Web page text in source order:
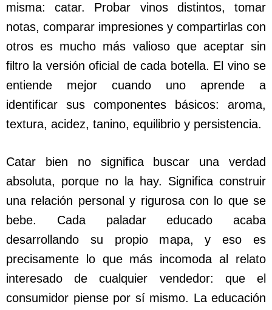
misma: catar. Probar vinos distintos, tomar
notas, comparar impresiones y compartirlas con
otros es mucho más valioso que aceptar sin
filtro la versión oficial de cada botella. El vino se
entiende mejor cuando uno aprende a
identificar sus componentes básicos: aroma,
textura, acidez, tanino, equilibrio y persistencia.
Catar bien no significa buscar una verdad
absoluta, porque no la hay. Significa construir
una relación personal y rigurosa con lo que se
bebe. Cada paladar educado acaba
desarrollando su propio mapa, y eso es
precisamente lo que más incomoda al relato
interesado de cualquier vendedor: que el
consumidor piense por sí mismo. La educación